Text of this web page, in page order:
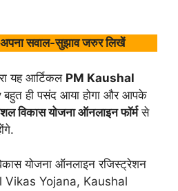
सवाल-सुझाव जरुर लिखें
यह आर्टिकल PM Kaushal
बहुत ही पसंद आया होगा और आपके
विकास योजना ऑनलाइन फॉर्मसे
योजना ऑनलाइन रजिस्ट्रेशन
Yojana, Kaushal